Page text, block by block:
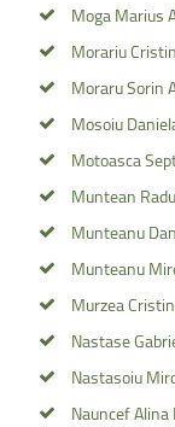
Moga Marius
Morariu
Moraru Sorin
Mosoiu
Motoasca
Muntean
Munteanu
Munteanu
Murzea
Nastase
Nastasoiu
Nauncef